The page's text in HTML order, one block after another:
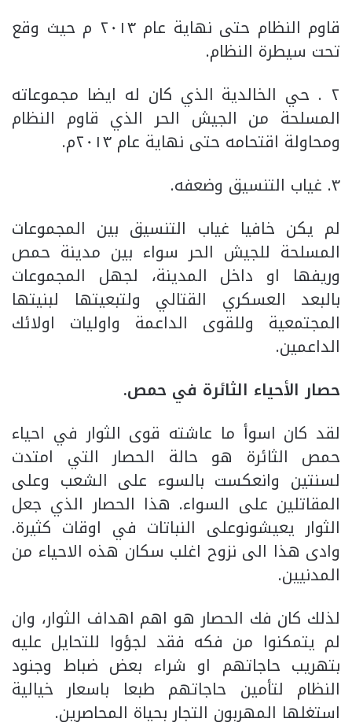
قاوم النظام حتى نهاية عام ٢٠١٣ م حيث وقع
تحت سيطرة النظام.
٢ . حي الخالدية الذي كان له ايضا مجموعاته
المسلحة من الجيش الحر الذي قاوم النظام
ومحاولة اقتحامه حتى نهاية عام ٢٠١٣م.
٣. غياب التنسيق وضعفه.
لم يكن خافيا غياب التنسيق بين المجموعات
المسلحة للجيش الحر سواء بين مدينة حمص
وريفها او داخل المدينة، لجهل المجموعات
بالبعد العسكري القتالي ولتبعيتها لبنيتها
المجتمعية وللقوى الداعمة واوليات اولائك
الداعمين.
حصار الأحياء الثائرة في حمص.
لقد كان اسوأ ما عاشته قوى الثوار في احياء
حمص الثائرة هو حالة الحصار التي امتدت
لسنتين وانعكست بالسوء على الشعب وعلى
المقاتلين على السواء. هذا الحصار الذي جعل
الثوار يعيشونوعلى النباتات في اوقات كثيرة.
وادى هذا الى نزوح اغلب سكان هذه الاحياء من
المدنيين.
لذلك كان فك الحصار هو اهم اهداف الثوار، وان
لم يتمكنوا من فكه فقد لجؤوا للتحايل عليه
بتهريب حاجاتهم او شراء بعض ضباط وجنود
النظام لتأمين حاجاتهم طبعا باسعار خيالية
استغلها المهربون التجار بحياة المحاصرين.